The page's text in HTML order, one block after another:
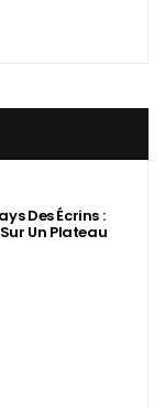
Des Écrins :
Un Plateau